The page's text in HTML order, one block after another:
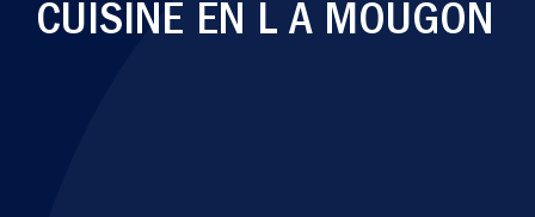
CUISINE EN L À MOUGON